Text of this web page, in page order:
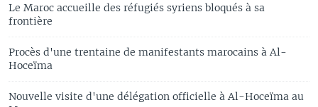
Le Maroc accueille des réfugiés syriens bloqués à sa
frontière
Procès d'une trentaine de manifestants marocains à Al-
Hoceïma
Nouvelle visite d'une délégation officielle à Al-Hoceïma au